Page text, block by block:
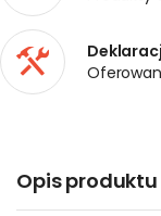
Opis produktu